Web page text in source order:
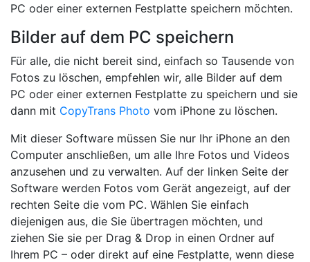
PC oder einer externen Festplatte speichern möchten.
Bilder auf dem PC speichern
Für alle, die nicht bereit sind, einfach so Tausende von
Fotos zu löschen, empfehlen wir, alle Bilder auf dem
PC oder einer externen Festplatte zu speichern und sie
dann mit CopyTrans Photo vom iPhone zu löschen.
Mit dieser Software müssen Sie nur Ihr iPhone an den
Computer anschließen, um alle Ihre Fotos und Videos
anzusehen und zu verwalten. Auf der linken Seite der
Software werden Fotos vom Gerät angezeigt, auf der
rechten Seite die vom PC. Wählen Sie einfach
diejenigen aus, die Sie übertragen möchten, und
ziehen Sie sie per Drag & Drop in einen Ordner auf
Ihrem PC – oder direkt auf eine Festplatte, wenn diese